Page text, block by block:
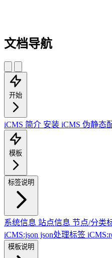
文档导航
开始
iCMS 简介 安装 iCMS 伪静态
模板
标签说明
系统信息 站点信息 节点/分类
iCMS:json json处理标签
模板说明